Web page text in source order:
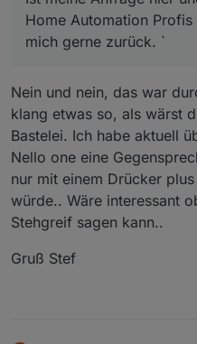
Home Automation
mich gerne zurück. `
Nein und nein, das war
klang etwas so, als wärst
Bastelei. Ich habe aktuell
Nello one eine
nur mit einem Drücker
würde.. Wäre interessant
Stehgreif sagen kann..
Gruß Stef